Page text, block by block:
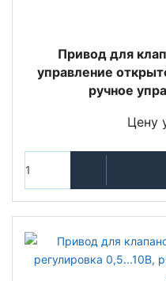
Привод для
управление
ручное
Цену